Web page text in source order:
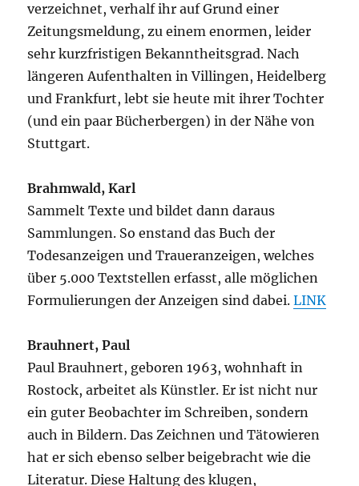
verzeichnet, verhalf ihr auf Grund einer
Zeitungsmeldung, zu einem enormen, leider
sehr kurzfristigen Bekanntheitsgrad. Nach
längeren Aufenthalten in Villingen, Heidelberg
und Frankfurt, lebt sie heute mit ihrer Tochter
(und ein paar Bücherbergen) in der Nähe von
Stuttgart.
Brahmwald, Karl
Sammelt Texte und bildet dann daraus
Sammlungen. So enstand das Buch der
Todesanzeigen und Traueranzeigen, welches
über 5.000 Textstellen erfasst, alle möglichen
Formulierungen der Anzeigen sind dabei.LINK
Brauhnert, Paul
Paul Brauhnert, geboren 1963, wohnhaft in
Rostock, arbeitet als Künstler. Er ist nicht nur
ein guter Beobachter im Schreiben, sondern
auch in Bildern. Das Zeichnen und Tätowieren
hat er sich ebenso selber beigebracht wie die
Literatur. Diese Haltung des klugen,